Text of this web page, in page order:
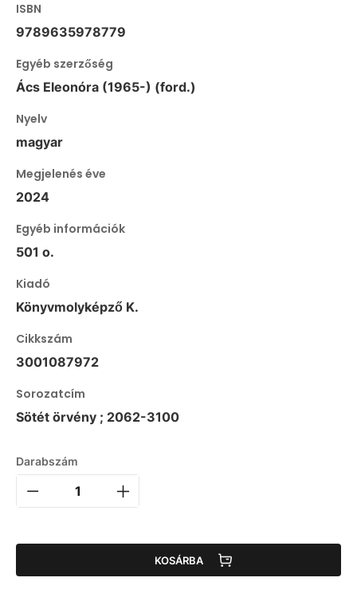
ISBN
9789635978779
Egyéb szerzőség
Ács Eleonóra (1965-) (ford.)
Nyelv
magyar
Megjelenés éve
2024
Egyéb információk
501 o.
Kiadó
Könyvmolyképző K.
Cikkszám
3001087972
Sorozatcím
Sötét örvény ; 2062-3100
Darabszám
KOSÁRBA